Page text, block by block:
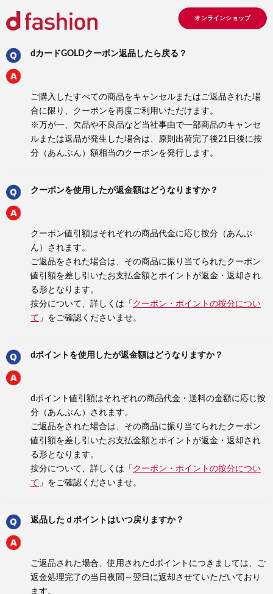
オンラインショップ
dカードGOLDクーポン返品したら戻る？
ご購入したすべての商品をキャンセルまたはご返品された場
合に限り、クーポンを再度ご利用いただけます。
※万が一、欠品や不良品など当社事由で一部商品のキャンセ
ルまたは返品が発生した場合は、原則出荷完了後21日後に按
分（あんぶん）額相当のクーポンを発行します。
クーポンを使用したが返金額はどうなりますか？
クーポン値引額はそれぞれの商品代金に応じ按分（あんぶ
ん）されます。
ご返品をされた場合は、その商品に振り当てられたクーポン
値引額を差し引いたお支払金額とポイントが返金・返却され
る形となります。
按分について、詳しくは「 クーポン・ポイントの按分につい
て 」をご確認くださいませ。
dポイントを使用したが返金額はどうなりますか？
dポイント値引額はそれぞれの商品代金・送料の金額に応じ按
分（あんぶん）されます。
ご返品をされた場合は、その商品に振り当てられたクーポン
値引額を差し引いたお支払金額とポイントが返金・返却され
る形となります。
按分について、詳しくは「 クーポン・ポイントの按分につい
て 」をご確認くださいませ。
返品したｄポイントはいつ戻りますか？
ご返品された場合、使用されたdポイントにつきましては、ご
返金処理完了の当日夜間～翌日に返却させていただいており
ます。